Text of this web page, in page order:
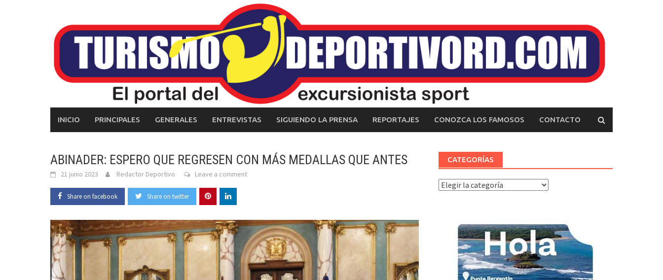
INICIO PRINCIPALES GENERALES ENTREVISTAS SIGUIENDO LA PRENSA REPORTAJES CONOZCA LOS FAMOSOS CONTACTO
ABINADER: ESPERO QUE REGRESEN CON MÁS MEDALLAS QUE ANTES
21 junio 2023 Redactor Deportivo Leave a comment
Share on facebook Share on twitter
CATEGORÍAS
Categorías